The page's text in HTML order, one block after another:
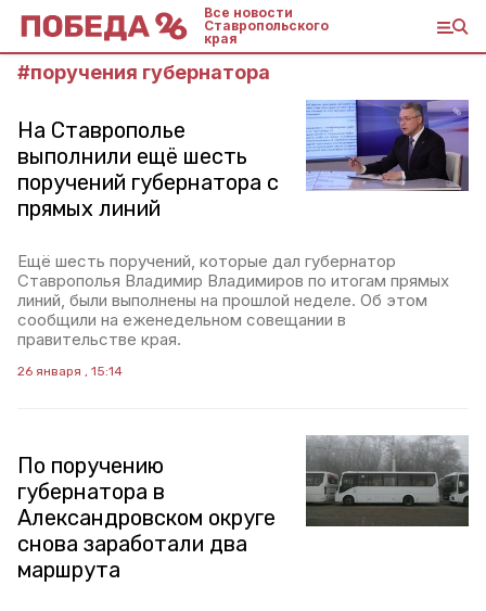
Все новости
Ставропольского
края
#поручения губернатора
На Ставрополье
выполнили ещё шесть
поручений губернатора с
прямых линий
Ещё шесть поручений, которые дал губернатор
Ставрополья Владимир Владимиров по итогам прямых
линий, были выполнены на прошлой неделе. Об этом
сообщили на еженедельном совещании в
правительстве края.
26 января , 15:14
По поручению
губернатора в
Александровском округе
снова заработали два
маршрута